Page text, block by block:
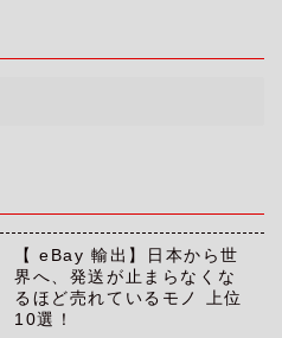
【 eBay 輸出】日本から世
界へ、発送が止まらなくな
るほど売れているモノ 上位
10選！